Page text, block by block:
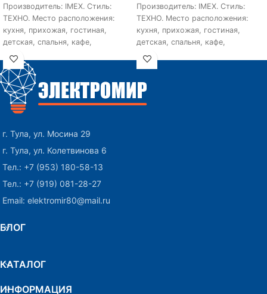
Производитель: IMEX. Стиль:
ТЕХНО. Место расположения:
кухня, прихожая, гостиная,
детская, спальня, кафе,
ресторан, для больших
помещений, магазин. Тип
управления: Выключатель.
Производитель: IMEX. Стиль:
ТЕХНО. Место расположения:
кухня, прихожая, гостиная,
детская, спальня, кафе,
ресторан, для больших
г. Тула, ул. Мосина 29
г. Тула, ул. Колетвинова 6
Тел.: +7 (953) 180-58-13
Тел.: +7 (919) 081-28-27
Email: elektromir80@mail.ru
БЛОГ
КАТАЛОГ
ИНФОРМАЦИЯ